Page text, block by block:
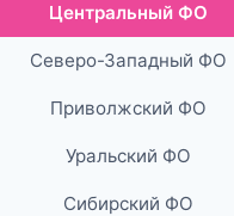
Центральный ФО
Северо-Западный ФО
Приволжский ФО
Уральский ФО
Сибирский ФО